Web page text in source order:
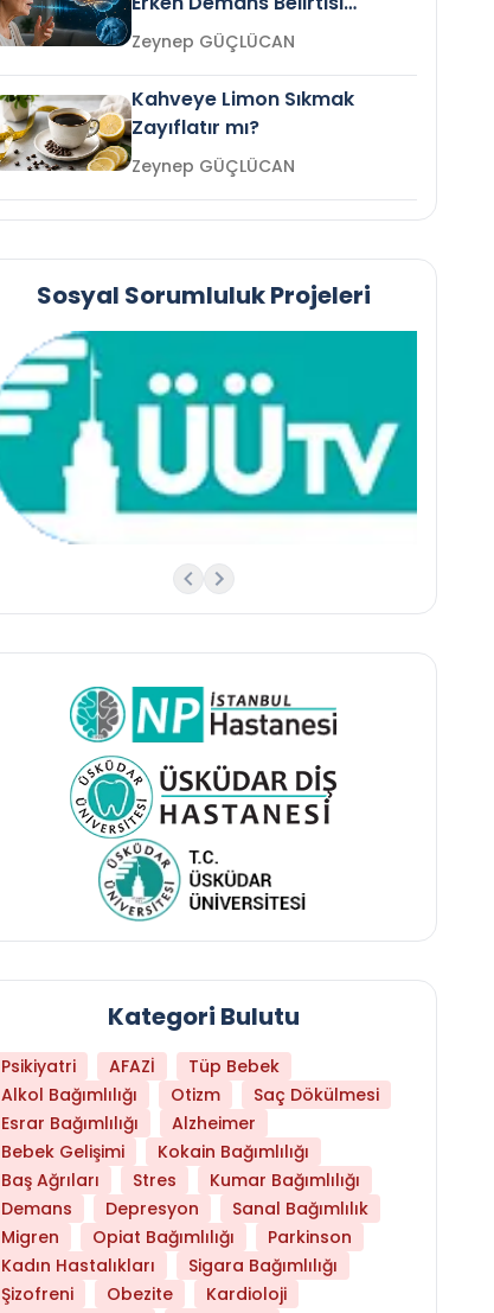
Olabilir mi?Zeynep GÜÇLÜCAN
Kahveye Limon Sıkmak
Zayıflatır mı?
Zeynep GÜÇLÜCAN
Sosyal Sorumluluk Projeleri
Kategori Bulutu
Psikiyatri AFAZİ
Tüp Bebek
Alkol Bağımlılığı
Otizm
Saç Dökülmesi
Esrar Bağımlılığı
Alzheimer
Bebek Gelişimi
Kokain Bağımlılığı
Baş Ağrıları
Stres
Kumar Bağımlılığı
Demans
Depresyon
Sanal Bağımlılık
Migren
Opiat Bağımlılığı
Parkinson
Kadın Hastalıkları
Sigara Bağımlılığı
Şizofreni
Obezite
Kardioloji